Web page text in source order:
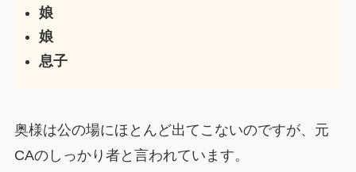
娘
娘
息子
奥様は公の場にほとんど出てこないのですが、元
CAのしっかり者と言われています。